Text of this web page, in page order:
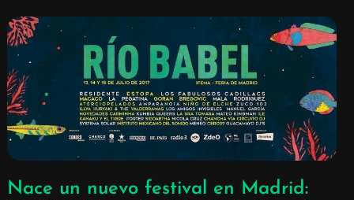
Nace un nuevo festival en Madrid: